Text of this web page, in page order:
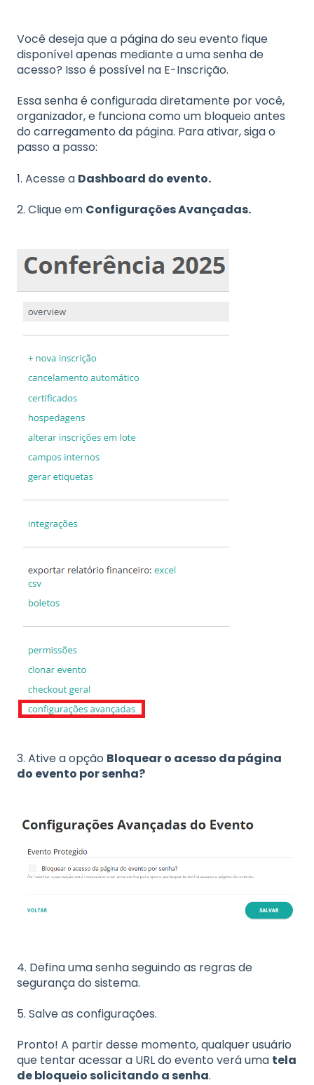
Você deseja que a página do seu evento fique
disponível apenas mediante a uma senha de
acesso? Isso é possível na E-Inscrição.
Essa senha é configurada diretamente por você,
organizador, e funciona como um bloqueio antes
do carregamento da página. Para ativar, siga o
passo a passo:
1. Acesse a Dashboard do evento.
2. Clique em Configurações Avançadas.
3. Ative a opção Bloquear o acesso da página
do evento por senha?
4. Defina uma senha seguindo as regras de
segurança do sistema.
5. Salve as configurações.
Pronto! A partir desse momento, qualquer usuário
que tentar acessar a URL do evento verá uma tela
de bloqueio solicitando a senha.